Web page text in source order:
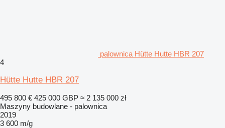
palownica Hütte Hutte HBR 207
4
Hütte Hutte HBR 207
495 800 € 425 000 GBP ≈ 2 135 000 zł
Maszyny budowlane - palownica
2019
3 600 m/g